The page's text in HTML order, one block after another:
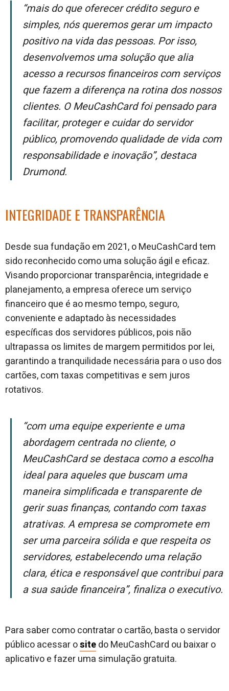
“Mais do que oferecer crédito seguro e
simples, nós queremos gerar um impacto
positivo na vida das pessoas. Por isso,
desenvolvemos uma solução que alia
acesso a recursos financeiros com serviços
que fazem a diferença na rotina dos nossos
clientes. O MeuCashCard foi pensado para
facilitar, proteger e cuidar do servidor
público, promovendo qualidade de vida com
responsabilidade e inovação”, destaca
Drumond.
INTEGRIDADE E TRANSPARÊNCIA
Desde sua fundação em 2021, o MeuCashCard tem
sido reconhecido como uma solução ágil e eficaz.
Visando proporcionar transparência, integridade e
planejamento, a empresa oferece um serviço
financeiro que é ao mesmo tempo, seguro,
conveniente e adaptado às necessidades
específicas dos servidores públicos, pois não
ultrapassa os limites de margem permitidos por lei,
garantindo a tranquilidade necessária para o uso dos
cartões, com taxas competitivas e sem juros
rotativos.
“Com uma equipe experiente e uma
abordagem centrada no cliente, o
MeuCashCard se destaca como a escolha
ideal para aqueles que buscam uma
maneira simplificada e transparente de
gerir suas finanças, contando com taxas
atrativas. A empresa se compromete em
ser uma parceira sólida e que respeita os
servidores, estabelecendo uma relação
clara, ética e responsável que contribui para
a sua saúde financeira”, finaliza o executivo.
Para saber como contratar o cartão, basta o servidor
público acessar ositedo MeuCashCard ou baixar o
aplicativo e fazer uma simulação gratuita.